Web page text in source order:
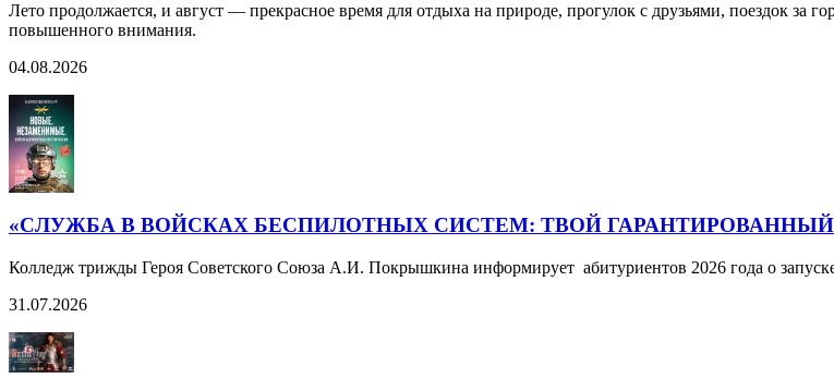
Лето продолжается, и август — прекрасное время для отдыха на природе, прогулок с друзьями, поездок за
повышенного внимания.
04.08.2026
«СЛУЖБА В ВОЙСКАХ БЕСПИЛОТНЫХ СИСТЕМ: ТВОЙ
Колледж трижды Героя Советского Союза А.И. Покрышкина информирует абитуриентов 2026 года о
31.07.2026